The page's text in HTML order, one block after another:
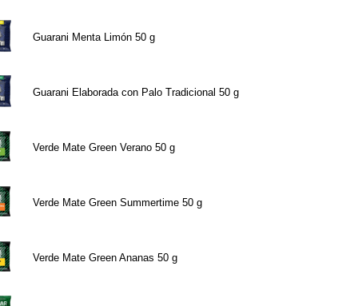
Guarani Menta Limón 50 g
Guarani Elaborada con Palo Tradicional 50 g
Verde Mate Green Verano 50 g
Verde Mate Green Summertime 50 g
Verde Mate Green Ananas 50 g